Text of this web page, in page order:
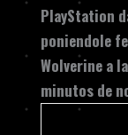
PlayStation
poniendole
Wolverine a
minutos de